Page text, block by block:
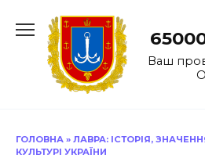
до
Ваш
ГОЛОВНА » ЛАВРА: ІСТОРІЯ,
КУЛЬТУРІ УКРАЇНИ